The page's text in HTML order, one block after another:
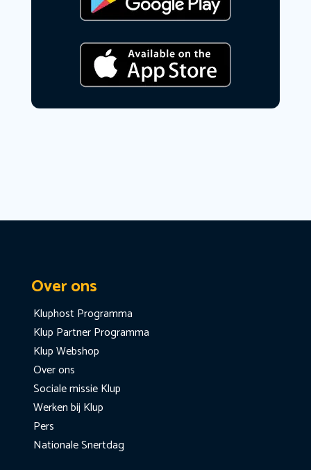
Over ons
Kluphost Programma
Klup Partner Programma
Klup Webshop
Over ons
Sociale missie Klup
Werken bij Klup
Pers
Nationale Snertdag